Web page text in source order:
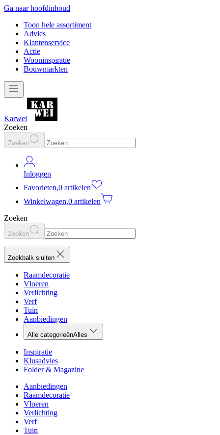
Ga naar hoofdinhoud
Toon hele assortiment
Advies
Klantenservice
Actie
Wooninspiratie
Bouwmarkten
Karwei
Zoeken
Zoeken
Inloggen
Favorieten,0 artikelen
Winkelwagen,0 artikelen
Zoeken
Zoeken
Zoekbalk sluiten
Raamdecoratie
Vloeren
Verlichting
Verf
Tuin
Aanbiedingen
Alle categorieënAlles
Inspiratie
Klusadvies
Folder & Magazine
Aanbiedingen
Raamdecoratie
Vloeren
Verlichting
Verf
Tuin